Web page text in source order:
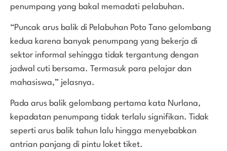
penumpang yang bakal memadati pelabuhan.
“Puncak arus balik di Pelabuhan Poto Tano gelombang
kedua karena banyak penumpang yang bekerja di
sektor informal sehingga tidak tergantung dengan
jadwal cuti bersama. Termasuk para pelajar dan
mahasiswa,” jelasnya.
Pada arus balik gelombang pertama kata Nurlana,
kepadatan penumpang tidak terlalu signifikan. Tidak
seperti arus balik tahun lalu hingga menyebabkan
antrian panjang di pintu loket tiket.